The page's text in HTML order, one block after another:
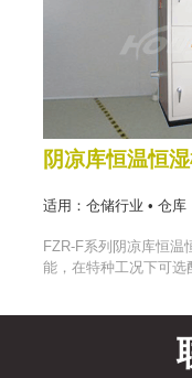
阴凉库恒温恒
适用：仓储行业 • 仓
FZR-F系列阴凉库恒温
能，在特种工况下可选